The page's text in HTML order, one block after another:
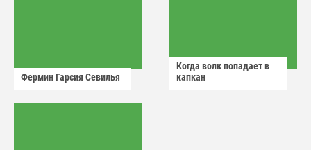
Фермин Гарсия Севилья
Когда волк попадает в
капкан